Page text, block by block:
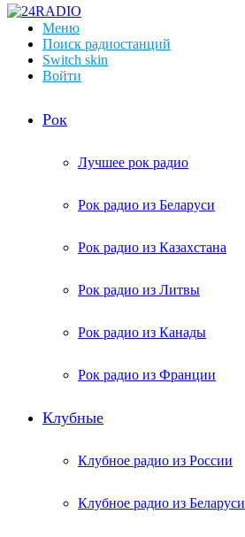
Меню
Поиск радиостанций
Switch skin
Войти
Рок
Лучшее рок радио
Рок радио из Беларуси
Рок радио из Казахстана
Рок радио из Литвы
Рок радио из Канады
Рок радио из Франции
Клубные
Клубное радио из России
Клубное радио из Беларуси